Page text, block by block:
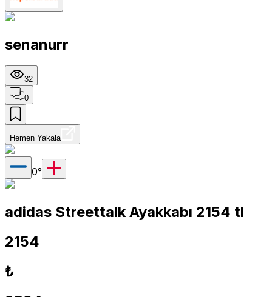
senanurr
32
0
Hemen Yakala
0°
adidas Streettalk Ayakkabı 2154 tl
2154
₺